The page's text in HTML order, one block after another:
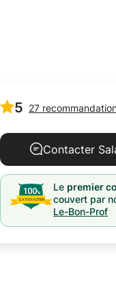
5 27
Contacter
Le premier
couvert par
Le-Bon-Prof